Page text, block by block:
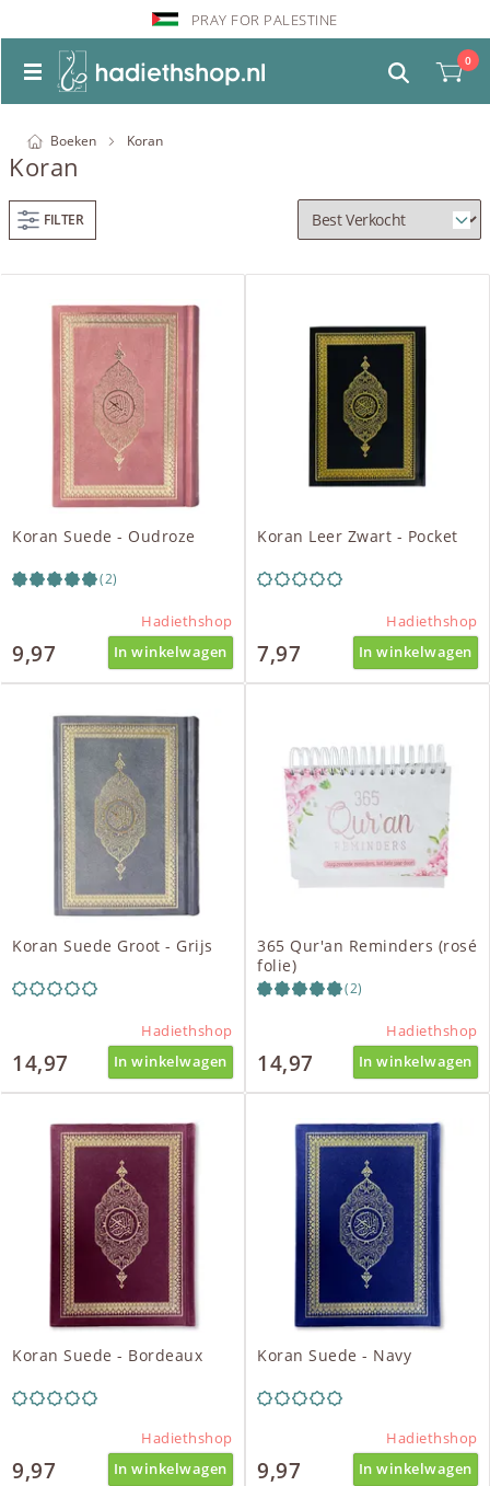
PRAY FOR PALESTINE
0
Boeken Koran
Koran
FILTER
Koran Suede - Oudroze
(2)
Hadiethshop
9,97 In winkelwagen
Koran Leer Zwart - Pocket
Hadiethshop
7,97 In winkelwagen
Koran Suede Groot - Grijs
Hadiethshop
14,97 In winkelwagen
365 Qur'an Reminders (rosé
folie)
(2)
Hadiethshop
14,97 In winkelwagen
Koran Suede - Bordeaux
Hadiethshop
9,97 In winkelwagen
Koran Suede - Navy
Hadiethshop
9,97 In winkelwagen